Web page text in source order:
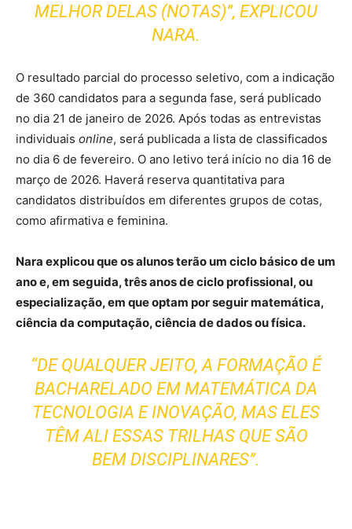
MELHOR DELAS (NOTAS)”, EXPLICOU
NARA.
O resultado parcial do processo seletivo, com a indicação
de 360 candidatos para a segunda fase, será publicado
no dia 21 de janeiro de 2026. Após todas as entrevistas
individuais online, será publicada a lista de classificados
no dia 6 de fevereiro. O ano letivo terá início no dia 16 de
março de 2026. Haverá reserva quantitativa para
candidatos distribuídos em diferentes grupos de cotas,
como afirmativa e feminina.
Nara explicou que os alunos terão um ciclo básico de um
ano e, em seguida, três anos de ciclo profissional, ou
especialização, em que optam por seguir matemática,
ciência da computação, ciência de dados ou física.
“DE QUALQUER JEITO, A FORMAÇÃO É
BACHARELADO EM MATEMÁTICA DA
TECNOLOGIA E INOVAÇÃO, MAS ELES
TÊM ALI ESSAS TRILHAS QUE SÃO
BEM DISCIPLINARES”.